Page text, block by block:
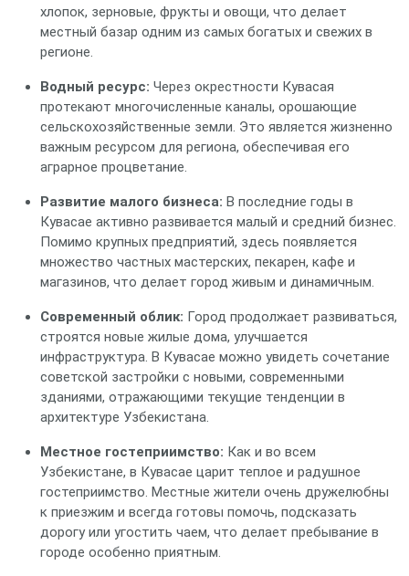
хлопок, зерновые, фрукты и овощи, что делает
местный базар одним из самых богатых и свежих в
регионе.
Водный ресурс: Через окрестности Кувасая
протекают многочисленные каналы, орошающие
сельскохозяйственные земли. Это является жизненно
важным ресурсом для региона, обеспечивая его
аграрное процветание.
Развитие малого бизнеса: В последние годы в
Кувасае активно развивается малый и средний бизнес.
Помимо крупных предприятий, здесь появляется
множество частных мастерских, пекарен, кафе и
магазинов, что делает город живым и динамичным.
Современный облик: Город продолжает развиваться,
строятся новые жилые дома, улучшается
инфраструктура. В Кувасае можно увидеть сочетание
советской застройки с новыми, современными
зданиями, отражающими текущие тенденции в
архитектуре Узбекистана.
Местное гостеприимство: Как и во всем
Узбекистане, в Кувасае царит теплое и радушное
гостеприимство. Местные жители очень дружелюбны
к приезжим и всегда готовы помочь, подсказать
дорогу или угостить чаем, что делает пребывание в
городе особенно приятным.